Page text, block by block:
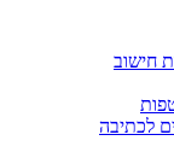
חישוב
לכתיבה